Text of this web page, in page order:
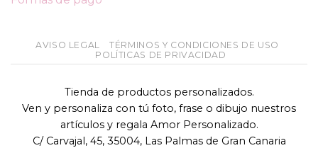
AVISO LEGAL
TÉRMINOS Y CONDICIONES DE USO
POLÍTICAS DE PRIVACIDAD
Tienda de productos personalizados.
Ven y personaliza con tú foto, frase o dibujo nuestros
artículos y regala Amor Personalizado.
C/ Carvajal, 45, 35004, Las Palmas de Gran Canaria